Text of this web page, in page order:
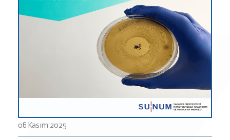
06 Kasım 2025